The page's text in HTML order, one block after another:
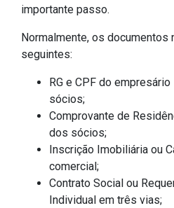
importante passo.
Normalmente, os
seguintes:
RG e CPF do
sócios;
Comprovante de
dos sócios;
Inscrição Imobiliária ou
comercial;
Contrato Social ou
Individual em três vias;